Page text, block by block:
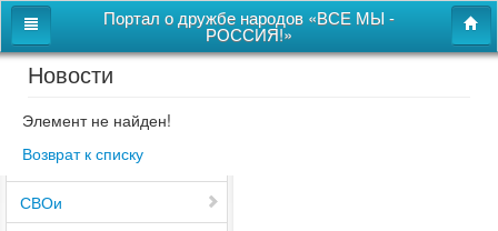
Портал о дружбе народов «ВСЕ МЫ -
РОССИЯ!»
Главная
Дом дружбы народов
Новости
СВОи
Новости
Элемент не найден!
Возврат к списку